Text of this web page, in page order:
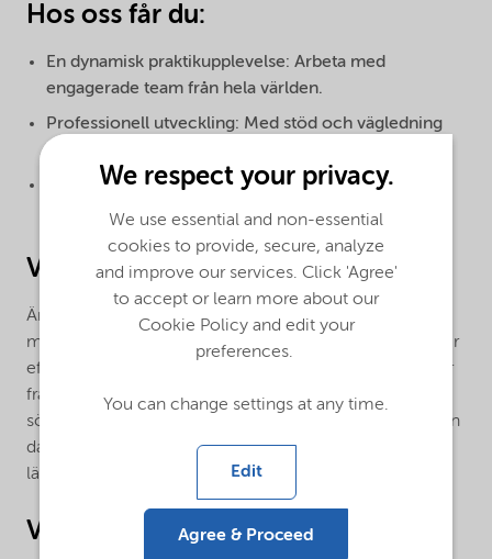
Hos oss får du:
En dynamisk praktikupplevelse: Arbeta med
engagerade team från hela världen.
Professionell utveckling: Med stöd och vägledning
Lärande från branschledare: Upptäck hur vi driver
innovation och hållbarhet.
Vi tror att du är
Är du driven av hållbarhet och innovation? Vill du växa
med ett företag som ständigt utmanar sig självt? Vi letar
efter passionerade individer som vill bidra till en hållbar
framtid. Om du känner igen dig i detta, är du den vi
söker. Vi erbjuder stöd för din personliga utveckling från
dag ett, med utmanande uppgifter och omfattande
lärande i en mångfaldig och internationell arbetsmiljö.
Vi erbjuder
We respect your privacy.
We use essential and non-essential
cookies to provide, secure, analyze
and improve our services. Click 'Agree'
to accept or learn more about our
Cookie Policy and edit your
preferences.
You can change settings at any time.
Edit
Agree & Proceed